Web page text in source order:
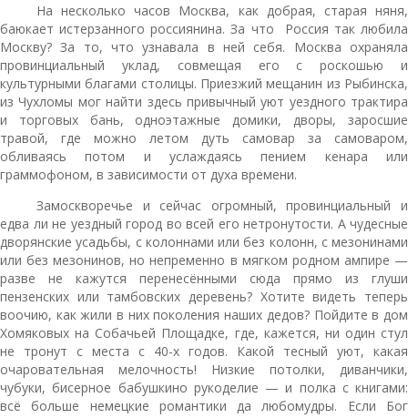
На несколько часов Москва, как добрая, старая няня,
баюкает истерзанного россиянина. За что Россия так любила
Москву? За то, что узнавала в ней себя. Москва охраняла
провинциальный уклад, совмещая его с роскошью и
культурными благами столицы. Приезжий мещанин из Рыбинска,
из Чухломы мог найти здесь привычный уют уездного трактира
и торговых бань, одноэтажные домики, дворы, заросшие
травой, где можно летом дуть самовар за самоваром,
обливаясь потом и услаждаясь пением кенара или
граммофоном, в зависимости от духа времени.
Замоскворечье и сейчас огромный, провинциальный и
едва ли не уездный город во всей его нетронутости. А чудесные
дворянские усадьбы, с колоннами или без колонн, с мезонинами
или без мезонинов, но непременно в мягком родном ампире —
разве не кажутся перенесёнными сюда прямо из глуши
пензенских или тамбовских деревень? Хотите видеть теперь
воочию, как жили в них поколения наших дедов? Пойдите в дом
Хомяковых на Собачьей Площадке, где, кажется, ни один стул
не тронут с места с 40-х годов. Какой тесный уют, какая
очаровательная мелочность! Низкие потолки, диванчики,
чубуки, бисерное бабушкино рукоделие — и полка с книгами:
всё больше немецкие романтики да любомудры. Если Бог